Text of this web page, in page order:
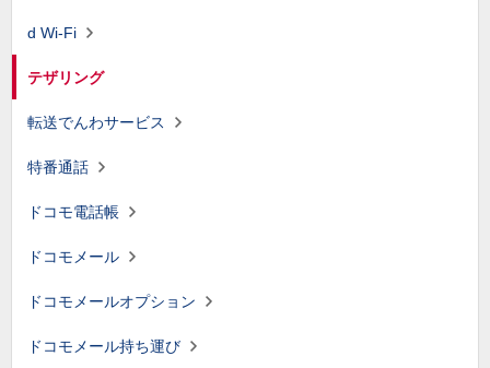
d Wi-Fi
テザリング
転送でんわサービス
特番通話
ドコモ電話帳
ドコモメール
ドコモメールオプション
ドコモメール持ち運び